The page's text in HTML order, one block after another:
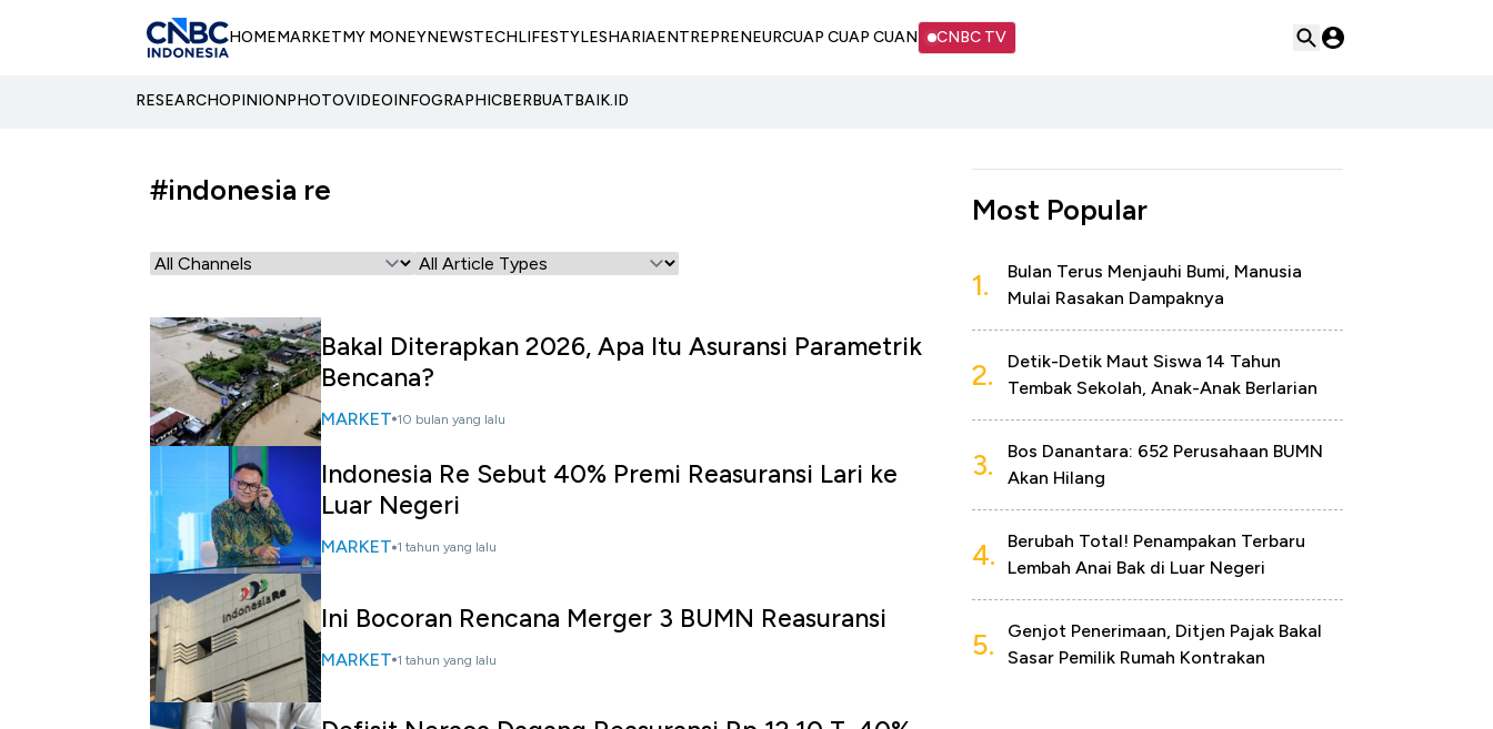
HOMEMARKETMY MONEYNEWSTECHLIFESTYLESHARIAENTREPRENEURCUAP CUAP CUAN CNBC TV
RESEARCHOPINIONPHOTOVIDEOINFOGRAPHICBERBUATBAIK.ID
#indonesia re
Bakal Diterapkan 2026, Apa Itu Asuransi Parametrik
Bencana?
MARKET 10 bulan yang lalu
Indonesia Re Sebut 40% Premi Reasuransi Lari ke
Luar Negeri
MARKET 1 tahun yang lalu
Ini Bocoran Rencana Merger 3 BUMN Reasuransi
MARKET 1 tahun yang lalu
Most Popular
1.
Bulan Terus Menjauhi Bumi, Manusia
Mulai Rasakan Dampaknya
2.
Detik-Detik Maut Siswa 14 Tahun
Tembak Sekolah, Anak-Anak Berlarian
3.
Bos Danantara: 652 Perusahaan BUMN
Akan Hilang
4.
Berubah Total! Penampakan Terbaru
Lembah Anai Bak di Luar Negeri
5.
Genjot Penerimaan, Ditjen Pajak Bakal
Sasar Pemilik Rumah Kontrakan